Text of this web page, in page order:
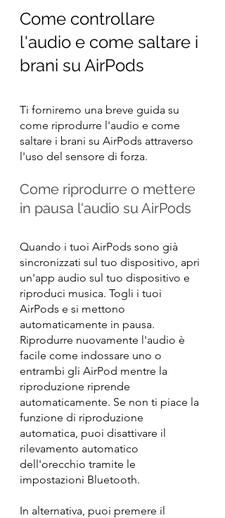
Come controllare
l'audio e come saltare i
brani su AirPods
Ti forniremo una breve guida su
come riprodurre l'audio e come
saltare i brani su AirPods attraverso
l'uso del sensore di forza.
Come riprodurre o mettere
in pausa l'audio su AirPods
Quando i tuoi AirPods sono già
sincronizzati sul tuo dispositivo, apri
un'app audio sul tuo dispositivo e
riproduci musica. Togli i tuoi
AirPods e si mettono
automaticamente in pausa.
Riprodurre nuovamente l'audio è
facile come indossare uno o
entrambi gli AirPod mentre la
riproduzione riprende
automaticamente. Se non ti piace la
funzione di riproduzione
automatica, puoi disattivare il
rilevamento automatico
dell'orecchio tramite le
impostazioni Bluetooth.
In alternativa, puoi premere il